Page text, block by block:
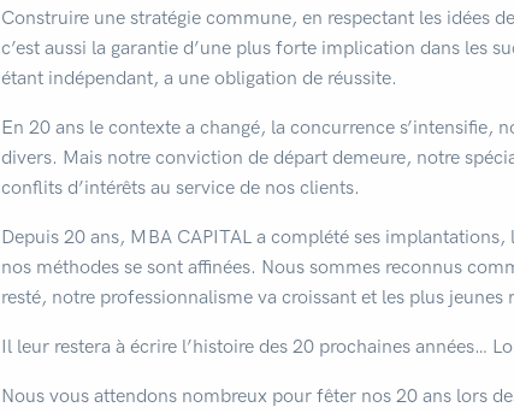
Construire une stratégie commune, en respectant les idées
c’est aussi la garantie d’une plus forte implication dans les
étant indépendant, a une obligation de réussite.
En 20 ans le contexte a changé, la concurrence s’intensifie,
divers. Mais notre conviction de départ demeure, notre
conflits d’intérêts au service de nos clients.
Depuis 20 ans, MBA CAPITAL a complété ses implantations,
nos méthodes se sont affinées. Nous sommes reconnus
resté, notre professionnalisme va croissant et les plus jeunes
Il leur restera à écrire l’histoire des 20 prochaines années…
Nous vous attendons nombreux pour fêter nos 20 ans lors